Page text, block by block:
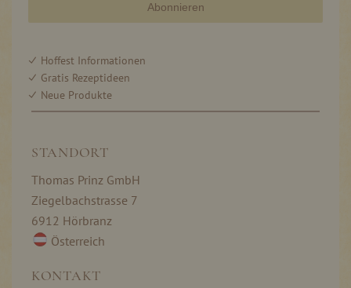
Abonnieren
Hoffest Informationen
Gratis Rezeptideen
Neue Produkte
STANDORT
Thomas Prinz GmbH
Ziegelbachstrasse 7
6912 Hörbranz
Österreich
KONTAKT